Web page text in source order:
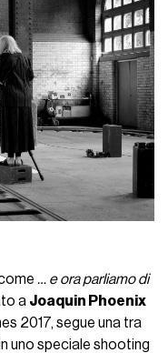
… e ora parliamo di
a Joaquin Phoenix
2017, segue una tra
uno speciale shooting